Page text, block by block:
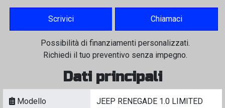
Scrivici Chiamaci
Possibilità di finanziamenti personalizzati.
Richiedi il tuo preventivo senza impegno.
Dati principali
Modello
JEEP RENEGADE 1.0 LIMITED